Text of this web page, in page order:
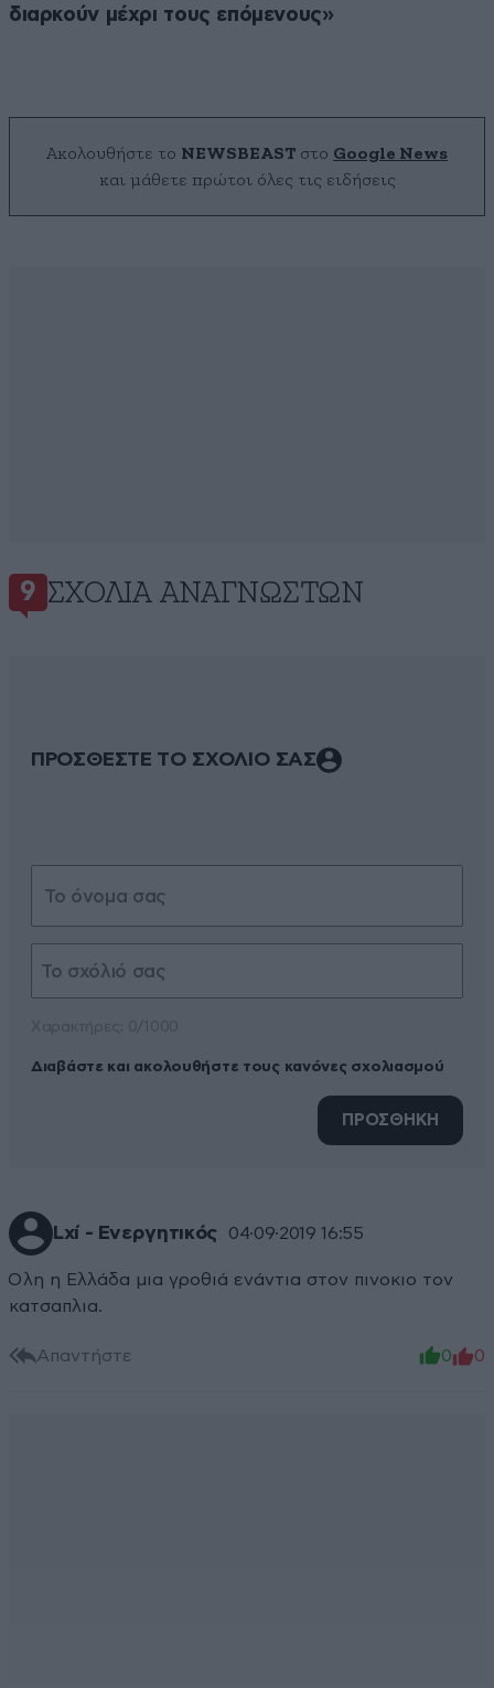
διαρκούν μέχρι τους επόμενους»
Ακολουθήστε το NEWSBEAST στο Google News
και μάθετε πρώτοι όλες τις ειδήσεις
9 ΣΧΌΛΙΑ ΑΝΑΓΝΩΣΤΏΝ
ΠΡΟΣΘΕΣΤΕ ΤΟ ΣΧΟΛΙΟ ΣΑΣ
Διαβάστε και ακολουθήστε τους κανόνες σχολιασμού
ΠΡΟΣΘΗΚΗ
Lxί - Ενεργητικός 04·09·2019 16:55
Όλη η Ελλάδα μια γροθιά ενάντια στον πινοκιο τον
κατσαπλια.
Απαντήστε 0 0